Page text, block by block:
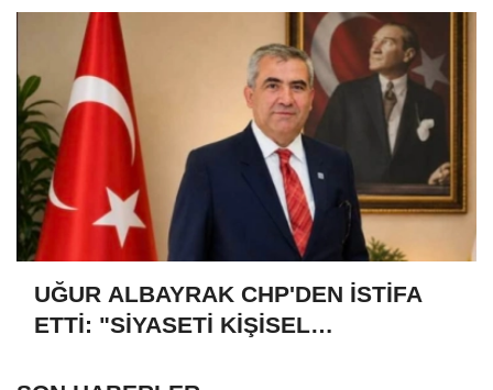
UĞUR ALBAYRAK CHP'DEN İSTİFA
ETTİ: "SİYASETİ KİŞİSEL